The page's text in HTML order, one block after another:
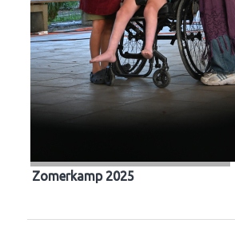
Zomerkamp 2025